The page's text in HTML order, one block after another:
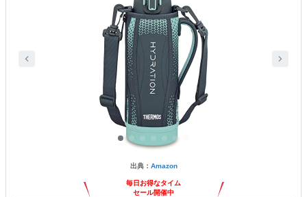
出典： Amazon
毎日お得なタイム
セール開催中